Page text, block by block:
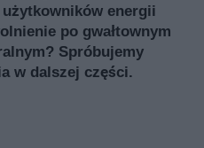
energii
po gwałtownym
Spróbujemy
w dalszej części.